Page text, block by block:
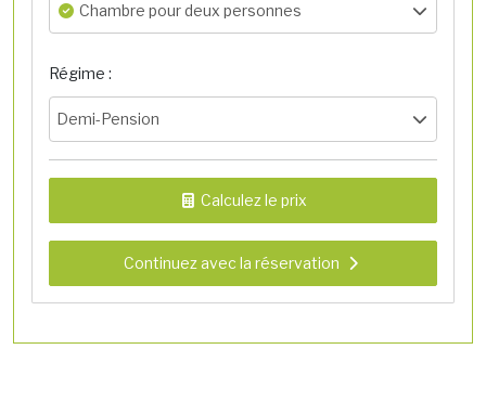
Chambre pour deux personnes
Régime :
Demi-Pension
Calculez le prix
Continuez avec la réservation